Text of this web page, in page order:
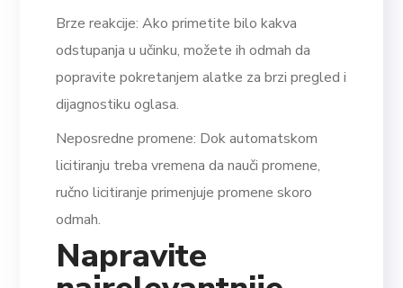
Brze reakcije: Ako primetite bilo kakva
odstupanja u učinku, možete ih odmah da
popravite pokretanjem alatke za brzi pregled i
dijagnostiku oglasa.
Neposredne promene: Dok automatskom
licitiranju treba vremena da nauči promene,
ručno licitiranje primenjuje promene skoro
odmah.
Napravite